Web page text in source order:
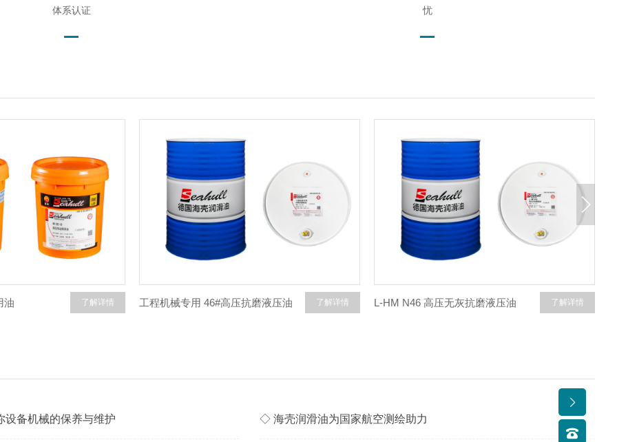
体系认证
忧
油 了解详情 工程机械专用 46#高压抗磨液压油 了解详情 L-HM N46 高压无灰抗磨液压油 了解详情
备机械的保养与维护 ◇ 海壳润滑油为国家航空测绘助力